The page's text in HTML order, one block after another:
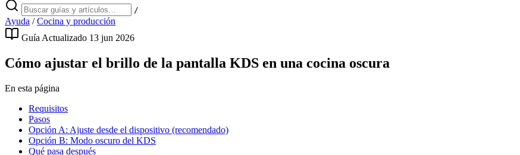
/
Ayuda / Cocina y producción
Guía Actualizado 13 jun 2026
Cómo ajustar el brillo de la pantalla KDS en una cocina oscura
En esta página
Requisitos
Pasos
Opción A: Ajuste desde el dispositivo (recomendado)
Opción B: Modo oscuro del KDS
Qué pasa después